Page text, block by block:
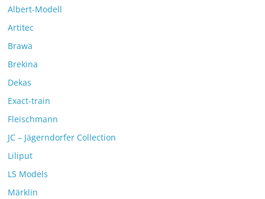
Albert-Modell
Artitec
Brawa
Brekina
Dekas
Exact-train
Fleischmann
JC – Jägerndorfer Collection
Liliput
LS Models
Märklin